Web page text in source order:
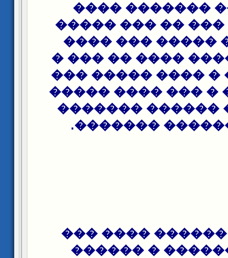
�������
������ � ��� ��
��� ���� �����
�����.. �����
�������� � ����
����� ��� � ���
� ���� ��
����� ������
����� � ������
����� ������